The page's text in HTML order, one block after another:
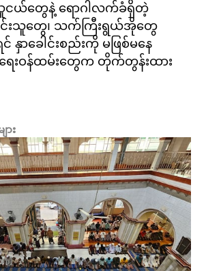
ငယ်တွေနဲ့ ရောဂါလက်ခံရှိတဲ့
ာင်းသူတွေ၊ သက်ကြီးရွယ်အိုတွေ
ာခေါင်းစည်းကို မဖြစ်မနေ
ရေးဝန်ထမ်းတွေက တိုက်တွန်းထား
ား